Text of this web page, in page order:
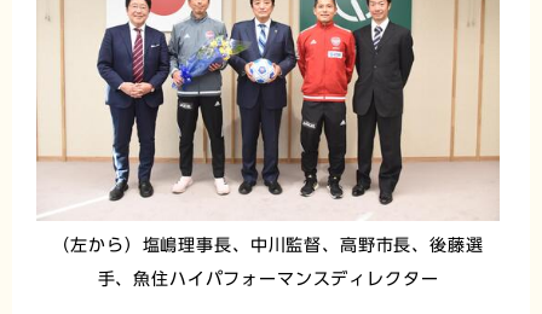
（左から）塩嶋理事長、中川監督、高野市長、後藤選
手、魚住ハイパフォーマンスディレクター